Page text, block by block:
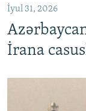
İyul 31, 2026
İrana